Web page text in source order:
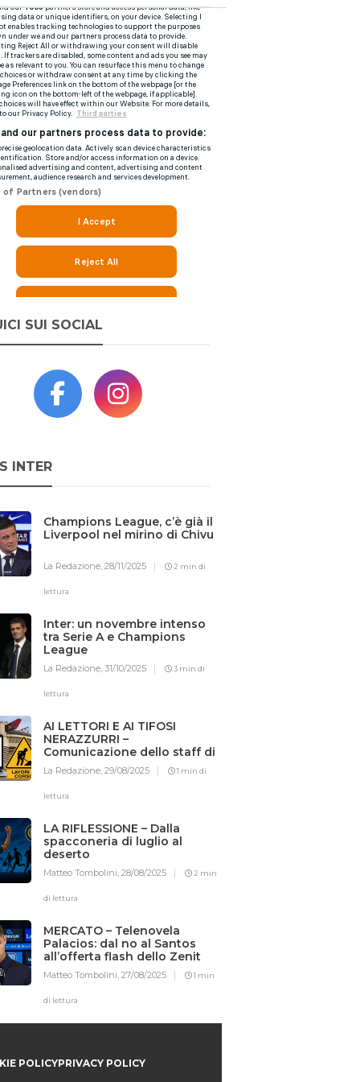
SUI SOCIAL
INTER
Champions League, c’è già il
Liverpool nel mirino di Chivu
La Redazione, 28/11/2025 2 min di
lettura
Inter: un novembre intenso
tra Serie A e Champions
League
La Redazione, 31/10/2025 3 min di
lettura
AI LETTORI E AI TIFOSI
NERAZZURRI –
Comunicazione dello staff di
Iotifointer.it
La Redazione, 29/08/2025 1 min di
lettura
LA RIFLESSIONE – Dalla
spacconeria di luglio al
deserto
Matteo Tombolini, 28/08/2025 2 min
di lettura
MERCATO – Telenovela
Palacios: dal no al Santos
all’offerta flash dello Zenit
Matteo Tombolini, 27/08/2025 1 min
di lettura
POLICYPRIVACY POLICY